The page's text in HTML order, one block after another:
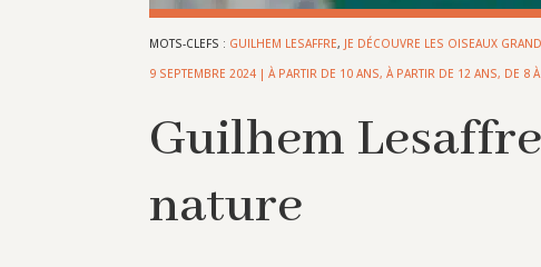
MOTS-CLEFS : GUILHEM LESAFFRE, JE DÉCOUVRE LES OISEAUX
9 SEPTEMBRE 2024 |À PARTIR DE 10 ANS,À PARTIR DE 12 ANS, DE 8
Guilhem
nature